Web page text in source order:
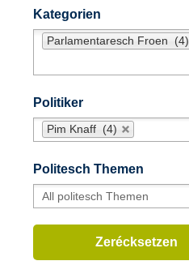
Kategorien
Parlamentaresch Froen (4)
Politiker
Pim Knaff (4)
Politesch Themen